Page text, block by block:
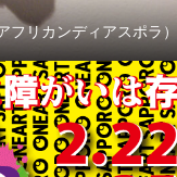
フリカンディアスポラ